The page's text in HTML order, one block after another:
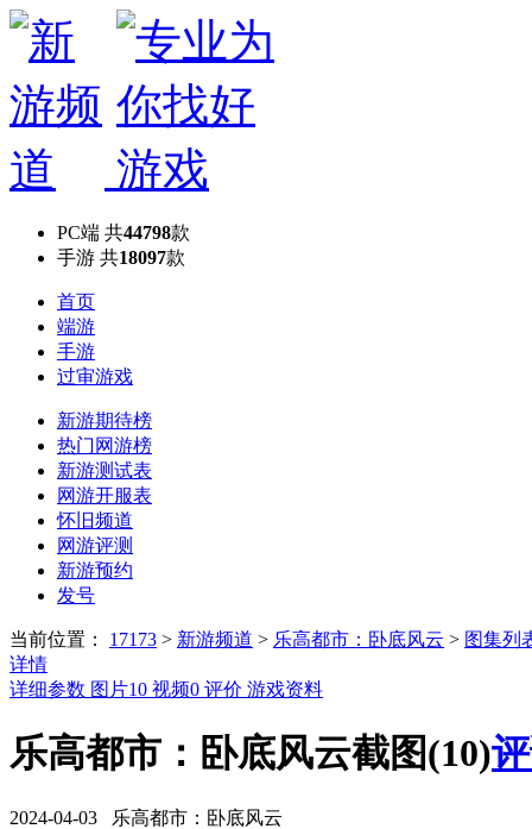
PC端 共44798款
手游 共18097款
首页
端游
手游
过审游戏
新游期待榜
热门网游榜
新游测试表
网游开服表
怀旧频道
网游评测
新游预约
发号
当前位置： 17173 > 新游频道 > 乐高都市：卧底风云 > 图集列
详情
详细参数 图片10 视频0 评价 游戏资料
乐高都市：卧底风云截图(10)
2024-04-03 乐高都市：卧底风云